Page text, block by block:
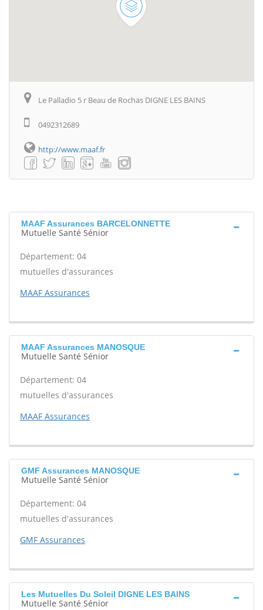
Le Palladio 5 r Beau de Rochas DIGNE LES BAINS
0492312689
http://www.maaf.fr
MAAF Assurances BARCELONNETTE
Mutuelle Santé Sénior
Département: 04
mutuelles d'assurances
MAAF Assurances
MAAF Assurances MANOSQUE
Mutuelle Santé Sénior
Département: 04
mutuelles d'assurances
MAAF Assurances
GMF Assurances MANOSQUE
Mutuelle Santé Sénior
Département: 04
mutuelles d'assurances
GMF Assurances
Les Mutuelles Du Soleil DIGNE LES BAINS
Mutuelle Santé Sénior